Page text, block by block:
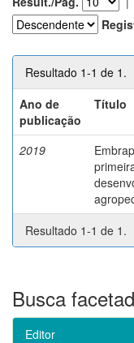
Resultado 1-1 de 1.
Ano de
publicação
Título
2019
Resultado 1-1 de 1.
Busca
Editor